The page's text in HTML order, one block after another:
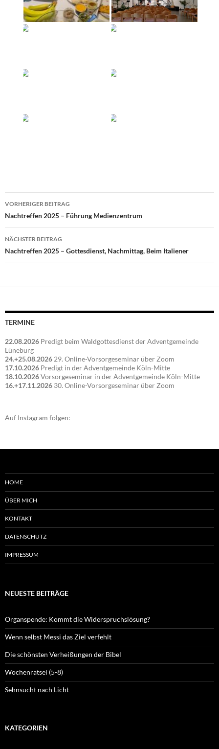
Beitragsnavigation
VORHERIGER BEITRAG
Nachtreffen 2025 – Führung Medienzentrum
NÄCHSTER BEITRAG
Nachtreffen 2025 – Gottesdienst, Nachmittag, Beim Italiener
TERMINE
22.08.2026 Predigt beim Waldgottesdienst der Adventgemeinde
Lüneburg
24.+25.08.2026 29. Online-Vorsorgeseminar über Zoom
17.10.2026 Predigt in der Adventgemeinde Köln-Mitte
18.10.2026Vorsorgeseminar in der Adventgemeinde Köln-Mitte
16.+17.11.2026 30. Online-Vorsorgeseminar über Zoom
Auf Instagram folgen:
HOME
ÜBER MICH
KONTAKT
DATENSCHUTZ
IMPRESSUM
NEUESTE BEITRÄGE
Organspende: Kommt die Widerspruchslösung?
Wenn selbst Messi das Ziel verfehlt
Die schönsten Verheißungen der Bibel
Wochenrätsel (5-8)
Sehnsucht nach Licht
KATEGORIEN